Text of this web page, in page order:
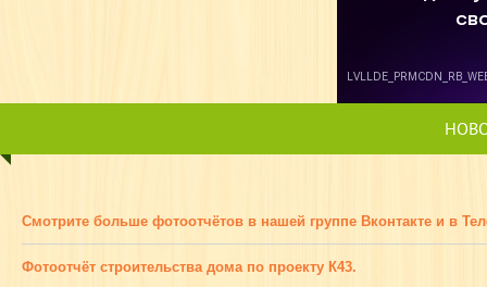
Смотрите больше фотоотчётов в нашей группе Вконтакте и в
Фотоотчёт строительства дома по проекту К43.